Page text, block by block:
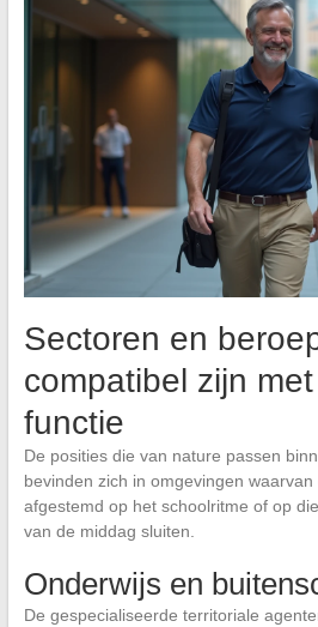
Sectoren en
compatibel zijn
functie
De posities die van nature passen
bevinden zich in omgevingen
afgestemd op het schoolritme of op
van de middag sluiten.
Onderwijs en
De gespecialiseerde territoriale